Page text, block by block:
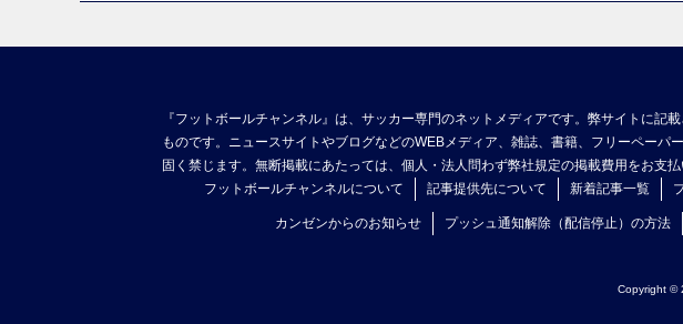
『フットボールチャンネル』は、サッカー専門のネットメディアです。弊サイトに
ものです。ニュースサイトやブログなどのWEBメディア、雑誌、書籍、フリーペー
固く禁じます。無断掲載にあたっては、個人・法人問わず弊社規定の掲載費用をお支
フットボールチャンネルについて
記事提供先について 新着記事一覧
カンゼンからのお知らせ プッシュ通知解除（配信停止）の方法
Copyright ©